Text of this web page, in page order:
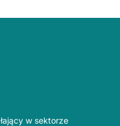
w sektorze